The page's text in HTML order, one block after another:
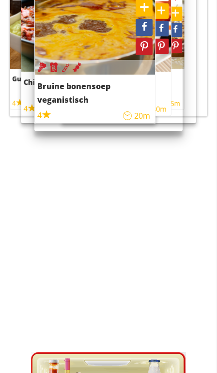
Guacamole
4
Chili con carne
4
Bruine bonensoep
veganistisch
4
20m
Sushi rijstsalade
maaltijdsalade
40m
4 55m